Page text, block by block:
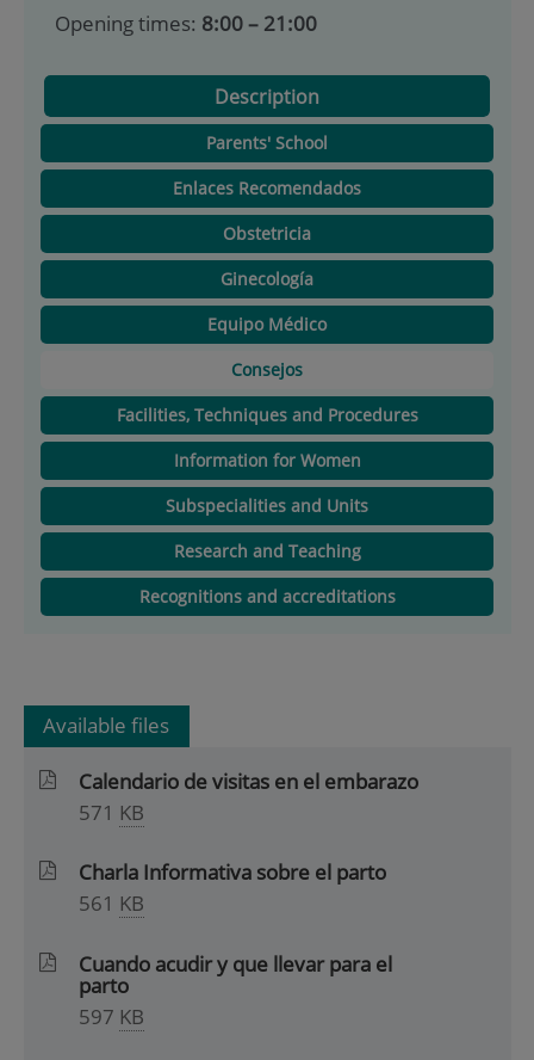
Opening times: 8:00 – 21:00
Description
Parents' School
Enlaces Recomendados
Obstetricia
Ginecología
Equipo Médico
Consejos
Facilities, Techniques and Procedures
Information for Women
Subspecialities and Units
Research and Teaching
Recognitions and accreditations
Available files
Calendario de visitas en el embarazo
571 KB
Charla Informativa sobre el parto
561 KB
Cuando acudir y que llevar para el
parto
597 KB